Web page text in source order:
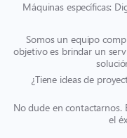
Máquinas específicas:
Somos un equipo
objetivo es brindar un
¿Tiene ideas de
No dude en contactarnos.
el